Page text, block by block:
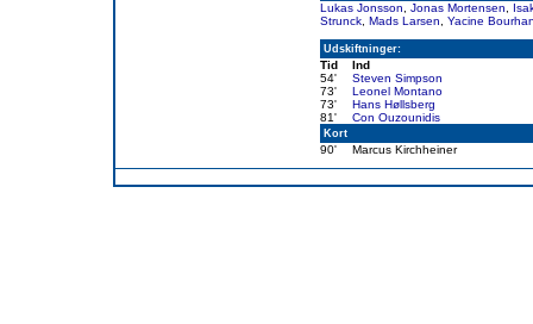
Lukas Jonsson Jonas Mortensen
Strunck Mads Larsen Yacine
Udskiftninger:
Tid
Ind
54'
Steven Simpson
73'
Leonel Montano
73'
Hans Høllsberg
81'
Con Ouzounidis
Kort
90' Marcus Kirchheiner